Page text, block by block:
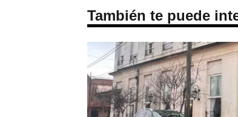
También te puede